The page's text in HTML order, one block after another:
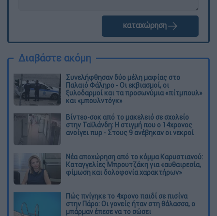
καταχώρηση
Διαβάστε ακόμη
Συνελήφθησαν δύο μέλη μαφίας στο
Παλαιό Φάληρο - Οι εκβιασμοί, οι
ξυλοδαρμοί και τα προσωνύμια «πίτμπουλ»
και «μπουλντόγκ»
Βίντεο-σοκ από το μακελειό σε σχολείο
στην Ταϊλάνδη: Η στιγμή που ο 14χρονος
ανοίγει πυρ - Στους 9 ανέβηκαν οι νεκροί
Νέα αποχώρηση από το κόμμα Καρυστιανού:
Καταγγελίες Μπρουτζάκη για «αυθαιρεσία,
φίμωση και δολοφονία χαρακτήρων»
Πώς πνίγηκε το 4χρονο παιδί σε πισίνα
στην Πάρο: Οι γονείς ήταν στη θάλασσα, ο
μπάρμαν έπεσε να το σώσει